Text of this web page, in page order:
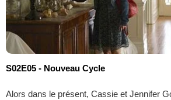
S02E05 - Nouveau Cycle
Alors dans le présent, Cassie et Jennifer